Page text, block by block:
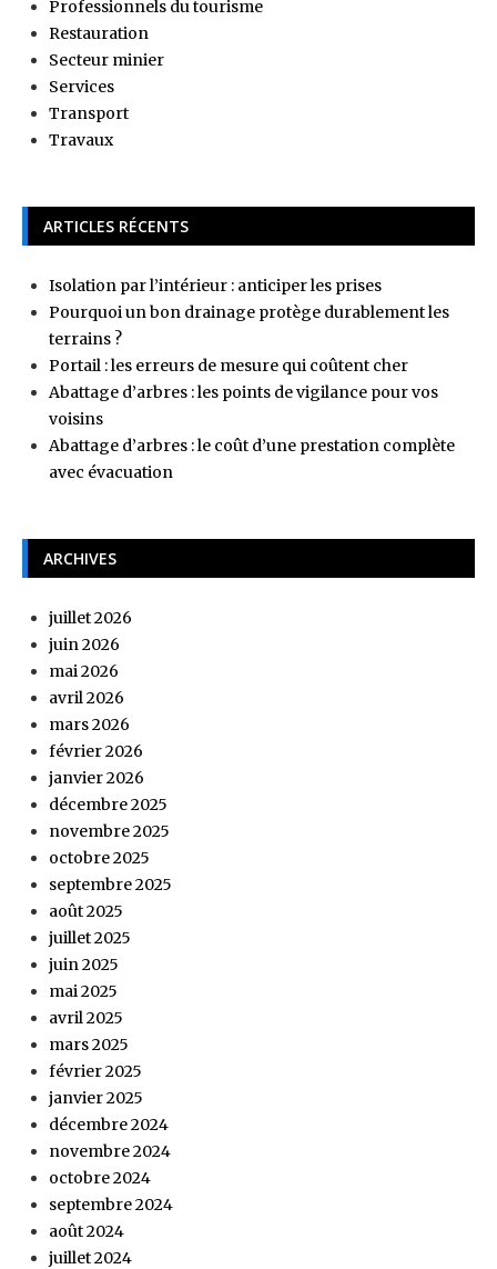
Professionnels du tourisme
Restauration
Secteur minier
Services
Transport
Travaux
ARTICLES RÉCENTS
Isolation par l’intérieur : anticiper les prises
Pourquoi un bon drainage protège durablement les
terrains ?
Portail : les erreurs de mesure qui coûtent cher
Abattage d’arbres : les points de vigilance pour vos
voisins
Abattage d’arbres : le coût d’une prestation complète
avec évacuation
ARCHIVES
juillet 2026
juin 2026
mai 2026
avril 2026
mars 2026
février 2026
janvier 2026
décembre 2025
novembre 2025
octobre 2025
septembre 2025
août 2025
juillet 2025
juin 2025
mai 2025
avril 2025
mars 2025
février 2025
janvier 2025
décembre 2024
novembre 2024
octobre 2024
septembre 2024
août 2024
juillet 2024